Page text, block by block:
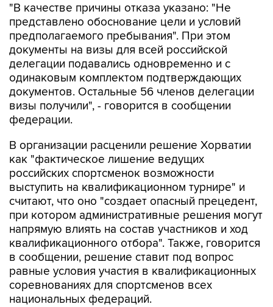
"В качестве причины отказа указано: "Не
представлено обоснование цели и условий
предполагаемого пребывания". При этом
документы на визы для всей российской
делегации подавались одновременно и с
одинаковым комплектом подтверждающих
документов. Остальные 56 членов делегации
визы получили", - говорится в сообщении
федерации.
В организации расценили решение Хорватии
как "фактическое лишение ведущих
российских спортсменок возможности
выступить на квалификационном турнире" и
считают, что оно "создает опасный прецедент,
при котором административные решения могут
напрямую влиять на состав участников и ход
квалификационного отбора". Также, говорится
в сообщении, решение ставит под вопрос
равные условия участия в квалификационных
соревнованиях для спортсменов всех
национальных федераций.